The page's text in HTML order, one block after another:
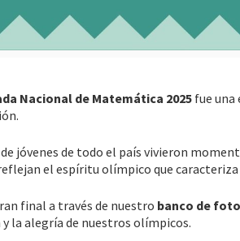
Nacional de Matemática 2025 fue una
jóvenes de todo el país vivieron
el espíritu olímpico que
final a través de nuestro banco de
la alegría de nuestros olímpicos.